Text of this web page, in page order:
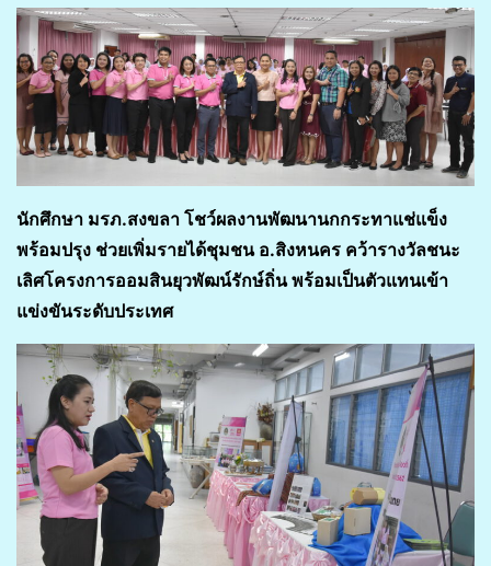
นักศึกษา มรภ.สงขลา โชว์ผลงานพัฒนานกกระทาแช่แข็ง
พร้อมปรุง ช่วยเพิ่มรายได้ชุมชน อ.สิงหนคร คว้ารางวัลชนะ
เลิศโครงการออมสินยุวพัฒน์รักษ์ถิ่น พร้อมเป็นตัวแทนเข้า
แข่งขันระดับประเทศ